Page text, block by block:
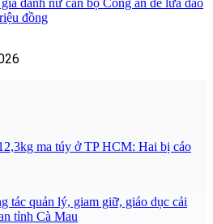
danh nữ cán bộ Công an để lừa đảo
đồng
ma túy ở TP HCM: Hai bị cáo
tác quản lý, giam giữ, giáo dục cải
tỉnh Cà Mau